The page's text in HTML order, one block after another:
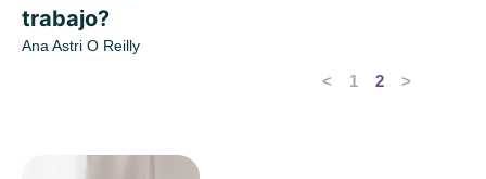
trabajo?
Ana Astri O Reilly
< 1 2 >